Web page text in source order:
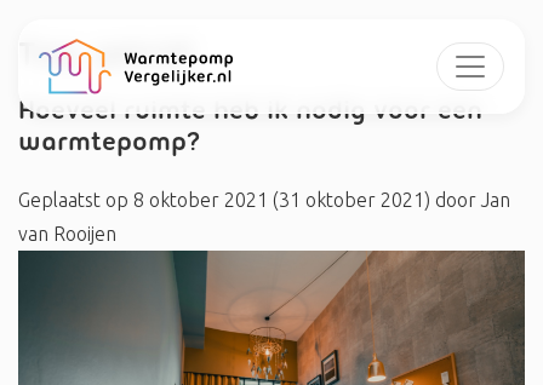
Tag:geluid
Hoeveel ruimte heb ik nodig voor een
warmtepomp?
Geplaatst op 8 oktober 2021 (31 oktober 2021) door Jan
van Rooijen